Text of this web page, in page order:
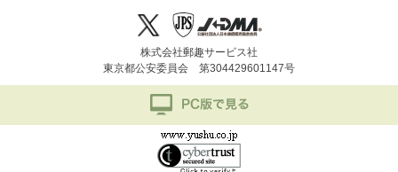
株式会社郵趣サービス社
東京都公安委員会 第304429601147号